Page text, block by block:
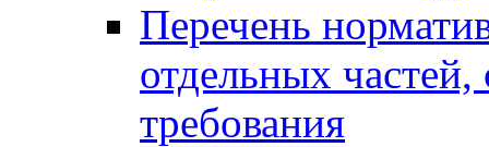
Перечень
отдельных
требования